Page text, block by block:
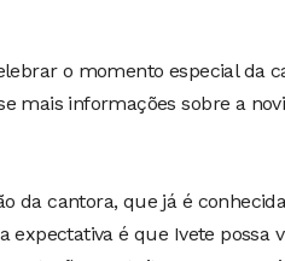
o momento especial da
mais informações sobre a
da cantora, que já é
expectativa é que Ivete possa